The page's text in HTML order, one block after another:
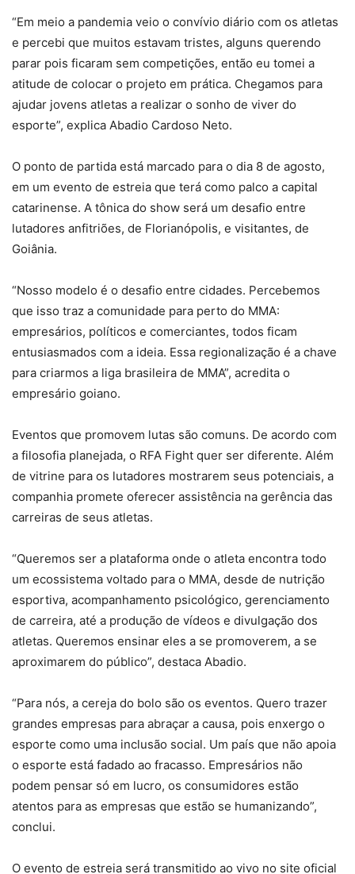
“Em meio a pandemia veio o convívio diário com os atletas
e percebi que muitos estavam tristes, alguns querendo
parar pois ficaram sem competições, então eu tomei a
atitude de colocar o projeto em prática. Chegamos para
ajudar jovens atletas a realizar o sonho de viver do
esporte”, explica Abadio Cardoso Neto.
O ponto de partida está marcado para o dia 8 de agosto,
em um evento de estreia que terá como palco a capital
catarinense. A tônica do show será um desafio entre
lutadores anfitriões, de Florianópolis, e visitantes, de
Goiânia.
“Nosso modelo é o desafio entre cidades. Percebemos
que isso traz a comunidade para perto do MMA:
empresários, políticos e comerciantes, todos ficam
entusiasmados com a ideia. Essa regionalização é a chave
para criarmos a liga brasileira de MMA”, acredita o
empresário goiano.
Eventos que promovem lutas são comuns. De acordo com
a filosofia planejada, o RFA Fight quer ser diferente. Além
de vitrine para os lutadores mostrarem seus potenciais, a
companhia promete oferecer assistência na gerência das
carreiras de seus atletas.
“Queremos ser a plataforma onde o atleta encontra todo
um ecossistema voltado para o MMA, desde de nutrição
esportiva, acompanhamento psicológico, gerenciamento
de carreira, até a produção de vídeos e divulgação dos
atletas. Queremos ensinar eles a se promoverem, a se
aproximarem do público”, destaca Abadio.
“Para nós, a cereja do bolo são os eventos. Quero trazer
grandes empresas para abraçar a causa, pois enxergo o
esporte como uma inclusão social. Um país que não apoia
o esporte está fadado ao fracasso. Empresários não
podem pensar só em lucro, os consumidores estão
atentos para as empresas que estão se humanizando”,
conclui.
O evento de estreia será transmitido ao vivo no site oficial